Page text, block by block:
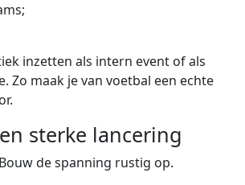
inzetten als intern event of als
Zo maak je van voetbal een echte
sterke lancering
de spanning rustig op.